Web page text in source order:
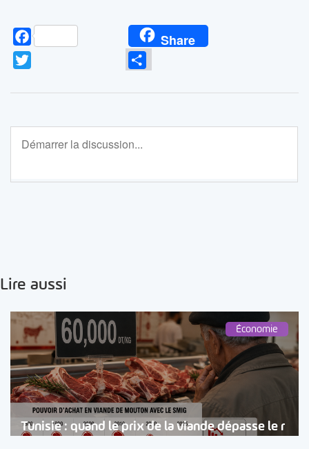
Facebook Share
Lire aussi
Économie
Tunisie : quand le prix de la viande dépasse le r